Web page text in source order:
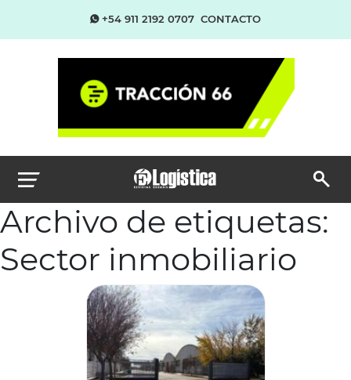
+54 911 2192 0707 CONTACTO
Archivo de etiquetas:
Sector inmobiliario